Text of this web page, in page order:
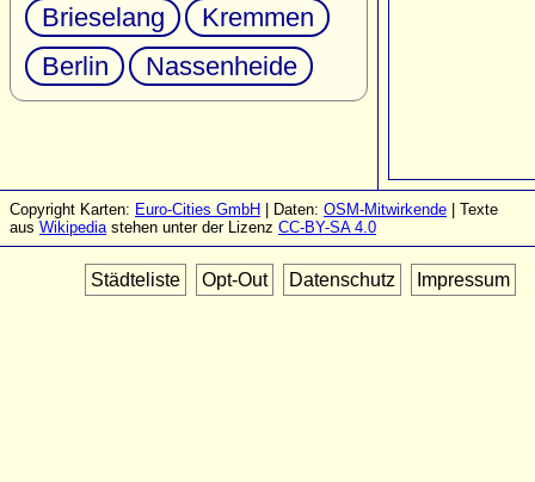
Brieselang
Kremmen
Berlin
Nassenheide
Copyright Karten: Euro-Cities GmbH | Daten: OSM-Mitwirkende | Texte
aus Wikipediastehen unter der Lizenz CC-BY-SA 4.0
Städteliste Opt-Out Datenschutz Impressum